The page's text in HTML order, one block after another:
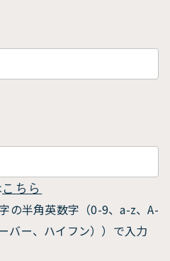
こちら
の半角英数字（0-9、a-z、A-
バー、ハイフン））で入力